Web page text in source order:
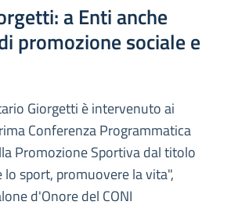
a Enti anche
promozione sociale e
Giorgetti è intervenuto ai
Conferenza Programmatica
Promozione Sportiva dal titolo
sport, promuovere la vita",
d'Onore del CONI